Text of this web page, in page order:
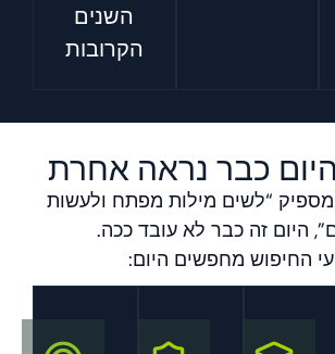
השנים
הקרובות
“לשים מילות מפתח ולעשות
היום זה כבר לא עובד ככה.
החיפוש מחפשים היום: